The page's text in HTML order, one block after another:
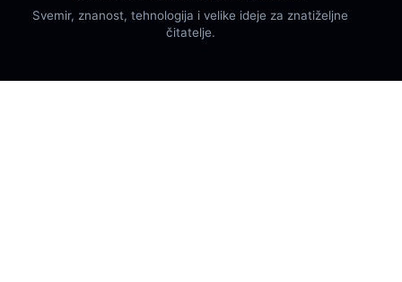
Svemir, znanost, tehnologija i velike ideje za znatiželjne
čitatelje.